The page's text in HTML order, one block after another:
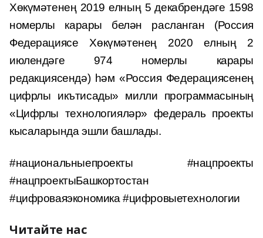
Хөкүмәтенең 2019 елның 5 декабрендәге 1598
номерлы карары белән расланган (Россия
Федерациясе Хөкүмәтенең 2020 елның 2
июлендәге 974 номерлы карары
редакциясендә) һәм «Россия Федерациясенең
цифрлы икътисады» милли программасының
«Цифрлы технологияләр» федераль проекты
кысаларында эшли башлады.
#национальныепроекты #нацпроекты
#нацпроектыБашкортостан
#цифроваяэкономика #цифровыетехнологии
Читайте нас